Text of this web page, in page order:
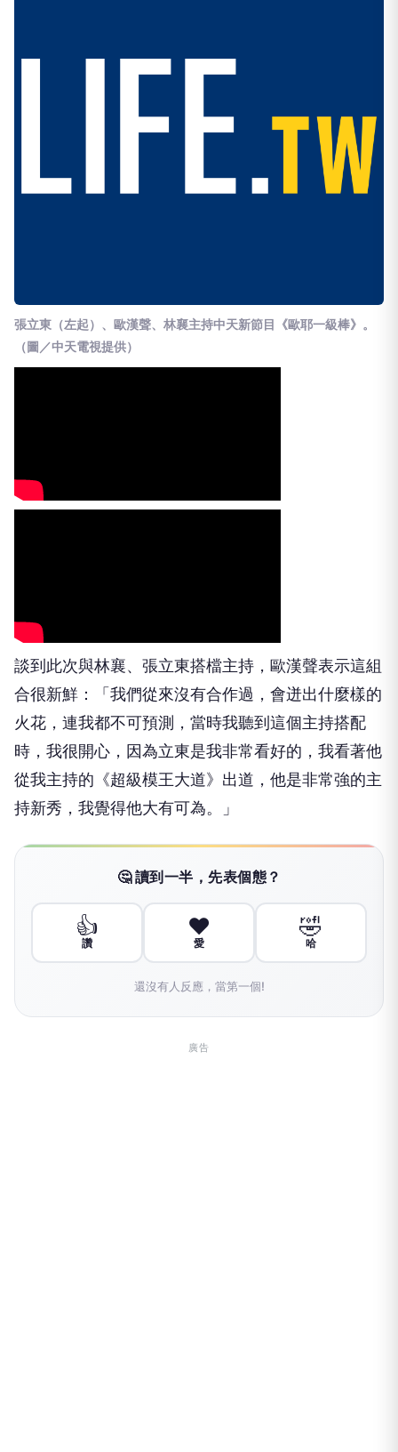
張立東（左起）、歐漢聲、林襄主持中天新節目《歐耶一級棒》。
（圖／中天電視提供）
談到此次與林襄、張立東搭檔主持，歐漢聲表示這組
合很新鮮：「我們從來沒有合作過，會迸出什麼樣的
火花，連我都不可預測，當時我聽到這個主持搭配
時，我很開心，因為立東是我非常看好的，我看著他
從我主持的《超級模王大道》出道，他是非常強的主
持新秀，我覺得他大有可為。」
🤔 讀到一半，先表個態？
👍
讚
❤️
愛
🤣
哈
還沒有人反應，當第一個!
廣告